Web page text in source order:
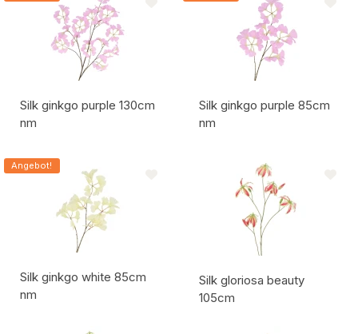
Silk ginkgo purple 130cm
nm
Artikelcode:
Silk ginkgo purple 85cm
nm
Angebot!
Silk ginkgo white 85cm
nm
Silk gloriosa beauty
105cm